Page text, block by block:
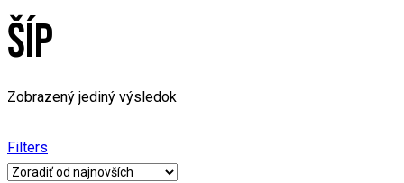
ŠÍP
Zobrazený jediný výsledok
Filters